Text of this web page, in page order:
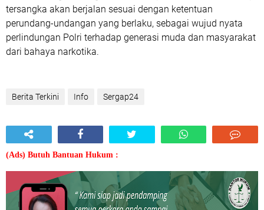
tersangka akan berjalan sesuai dengan ketentuan
perundang-undangan yang berlaku, sebagai wujud nyata
perlindungan Polri terhadap generasi muda dan masyarakat
dari bahaya narkotika.
Berita Terkini Info Sergap24
(Ads) Butuh Bantuan Hukum :